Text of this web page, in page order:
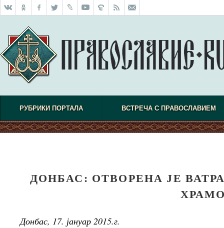
РУБРИКИ ПОРТАЛА ВСТРЕЧА С ПРАВОСЛАВИЕМ
ДОНБАС: ОТВОРЕНА ЈЕ
Донбас, 17. јануар 2015.г.